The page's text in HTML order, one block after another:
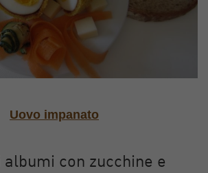
Uovo impanato
con zucchine e